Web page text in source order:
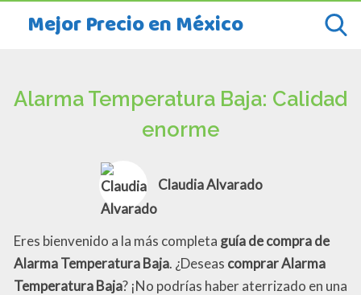
Mejor Precio en México
Alarma Temperatura Baja: Calidad
enorme
Claudia Alvarado
Eres bienvenido a la más completa guía de compra de
Alarma Temperatura Baja. ¿Deseas comprar Alarma
Temperatura Baja? ¡No podrías haber aterrizado en una